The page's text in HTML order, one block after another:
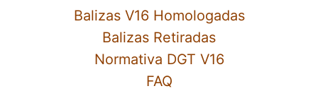
Balizas V16 Homologadas
Balizas Retiradas
Normativa DGT V16
FAQ